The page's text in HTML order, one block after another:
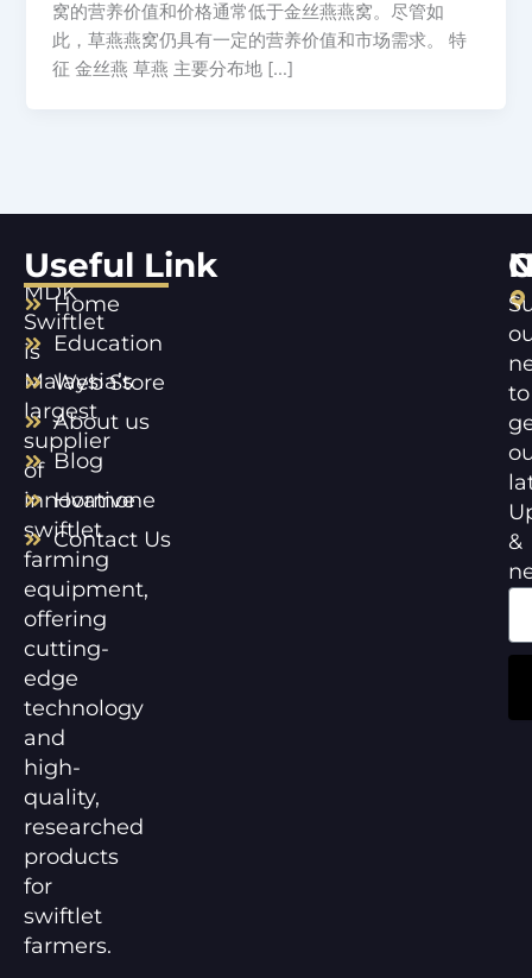
窝的营养价值和价格通常低于金丝燕燕窝。尽管如
此，草燕燕窝仍具有一定的营养价值和市场需求。 特
征 金丝燕 草燕 主要分布地 […]
MDK
Swiftlet
is
Malaysia’s
largest
supplier
of
innovative
swiftlet
farming
equipment,
offering
cutting-
edge
technology
and
high-
quality,
researched
products
for
swiftlet
farmers.
Useful Link
Home
Education
Web Store
About us
Blog
Hormone
Contact Us
to
&